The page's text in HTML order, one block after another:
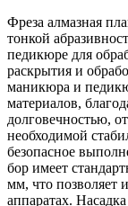
Фреза алмазная
тонкой
педикюре для
раскрытия и
маникюра и
материалов,
долговечностью,
необходимой
безопасное
бор имеет
мм, что позволяет
аппаратах.